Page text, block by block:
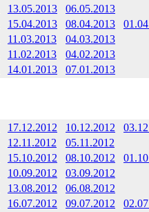
13.05.2013
06.05.2013
15.04.2013 08.04.2013
11.03.2013
04.03.2013
11.02.2013
04.02.2013
14.01.2013 07.01.2013
17.12.2012 10.12.2012
12.11.2012
05.11.2012
15.10.2012 08.10.2012
10.09.2012
03.09.2012
13.08.2012
06.08.2012
16.07.2012 09.07.2012